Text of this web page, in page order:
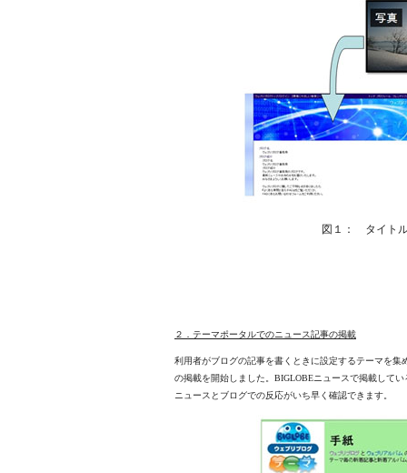
図１： タイト
２．テーマポータルでのニュース記事の掲載
利用者がブログの記事を書くときに設定するテーマを
の掲載を開始しました。BIGLOBEニュースで掲載して
ニュースとブログでの反応がいち早く確認できます。